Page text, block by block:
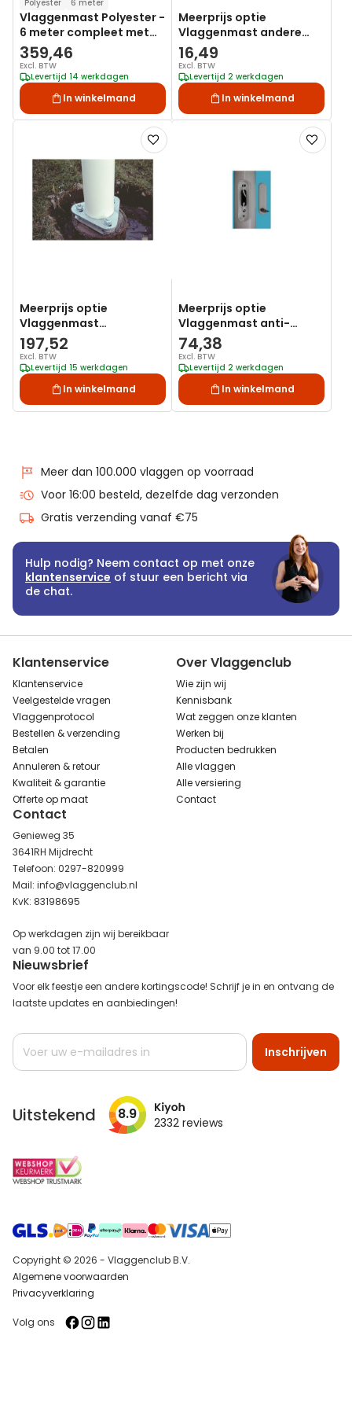
Polyester 6 meter
Vlaggenmast Polyester -
6 meter compleet met
kantelanker
359,46
Excl. BTW
Levertijd 14 werkdagen
In winkelmand
Meerprijs optie
Vlaggenmast andere
Knop dan Standaard
16,49
Excl. BTW
Levertijd 2 werkdagen
In winkelmand
Voeg
toe
aan
verlanglijst
Meerprijs optie
Vlaggenmast
professioneel laten
Plaatsen
197,52
Excl. BTW
Levertijd 15 werkdagen
In winkelmand
Voeg
toe
Meerprijs optie
Vlaggenmast anti-
diefstal handmatig
74,38
Excl. BTW
Levertijd 2 werkdagen
In winkelmand
Meer dan 100.000 vlaggen op voorraad
Voor 16:00 besteld, dezelfde dag verzonden
Gratis verzending vanaf €75
Hulp nodig? Neem contact op met onze
klantenservice of stuur een bericht via
de chat.
Klantenservice
Klantenservice
Veelgestelde vragen
Vlaggenprotocol
Bestellen & verzending
Betalen
Annuleren & retour
Kwaliteit & garantie
Offerte op maat
Over Vlaggenclub
Wie zijn wij
Kennisbank
Wat zeggen onze klanten
Werken bij
Producten bedrukken
Alle vlaggen
Alle versiering
Contact
Contact
Genieweg 35
3641RH Mijdrecht
Telefoon: 0297-820999
Mail: info@vlaggenclub.nl
KvK: 83198695
Op werkdagen zijn wij bereikbaar
van 9.00 tot 17.00
Nieuwsbrief
Voor elk feestje een andere kortingscode! Schrijf je in en ontvang de
laatste updates en aanbiedingen!
Abonneer
op
Inschrijven
Uitstekend 8.9 2332 reviews
Copyright © 2026 - Vlaggenclub B.V.
Algemene voorwaarden
Privacyverklaring
Volg ons